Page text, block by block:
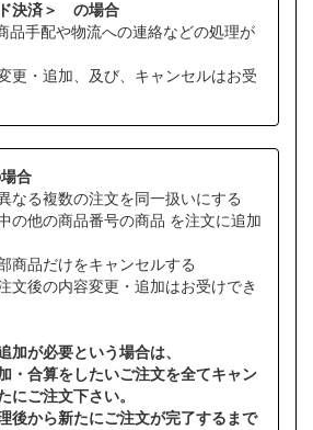
決済＞ の場合
品手配や物流への連絡などの処理が
更・追加、及び、キャンセルはお受
合
る複数の注文を同一扱いにする
他の商品番号の商品 を注文に追加
品だけをキャンセルする
文後の内容変更・追加はお受けでき
加が必要という場合は、
・合算をしたいご注文を全てキャン
にご注文下さい。
後から新たにご注文が完了するまで